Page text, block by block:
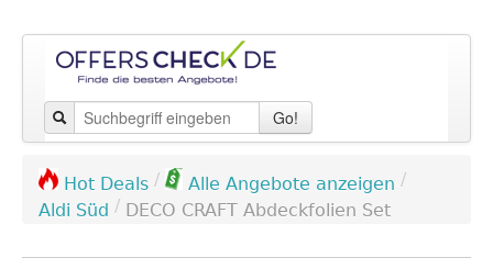
Go!
Hot Deals / Alle Angebote anzeigen /
Aldi Süd / DECO CRAFT Abdeckfolien Set